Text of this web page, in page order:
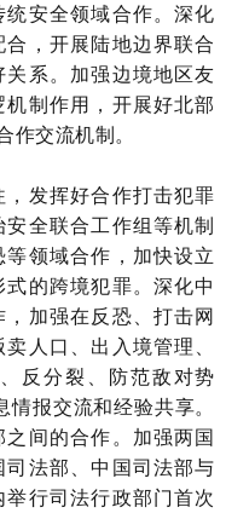
安全领域合作。深化
，开展陆地边界联合
系。加强边境地区友
制作用，开展好北部
交流机制。
发挥好合作打击犯罪
全联合工作组等机制
领域合作，加快设立
的跨境犯罪。深化中
加强在反恐、打击网
人口、出入境管理、
反分裂、防范敌对势
情报交流和经验共享。
间的合作。加强两国
法部、中国司法部与
行司法行政部门首次